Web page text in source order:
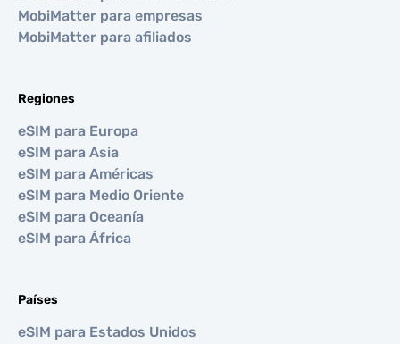
MobiMatter para empresas
MobiMatter para afiliados
Regiones
eSIM para Europa
eSIM para Asia
eSIM para Américas
eSIM para Medio Oriente
eSIM para Oceanía
eSIM para África
Países
eSIM para Estados Unidos